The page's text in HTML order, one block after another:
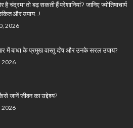
चंद्रमा तो बढ़ सकती हैं परेशानियां? जानिए ज्योतिषाचार्य
और उपाय…!
2026
में बाधा के प्रमुख वास्तु दोष और उनके सरल उपाय?
2026
जानें जीवन का उद्देश्य?
2026